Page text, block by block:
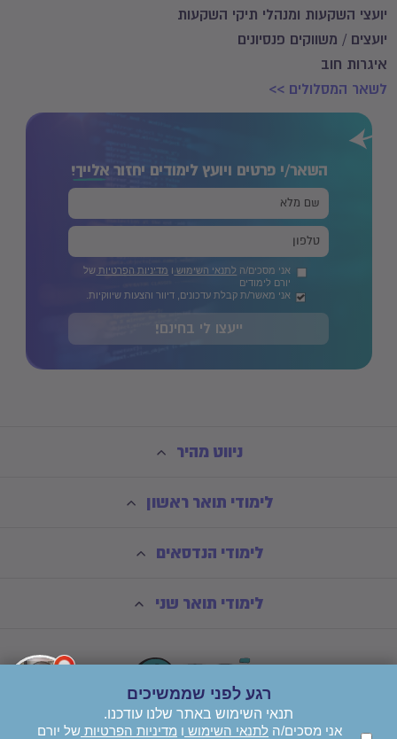
יועצי השקעות ומנהלי תיקי השקעות
יועצים / משווקים פנסיונים
איגרות חוב
לשאר המסלולים >>
השאר/י פרטים ויועץ לימודים יחזוראלייך!
אני מסכים/ה לתנאי השימוש ו מדיניות הפרטיות של
יורם לימודים
אני מאשר/ת קבלת עדכונים, דיוור והצעות שיווקיות.
ייעצו לי בחינם!
ניווט מהיר
לימודי תואר ראשון
לימודי הנדסאים
לימודי תואר שני
רגע לפני שממשיכים
תנאי השימוש באתר שלנו עודכנו.
אני מסכים/ה לתנאי השימוש ו מדיניות הפרטיות של יורם